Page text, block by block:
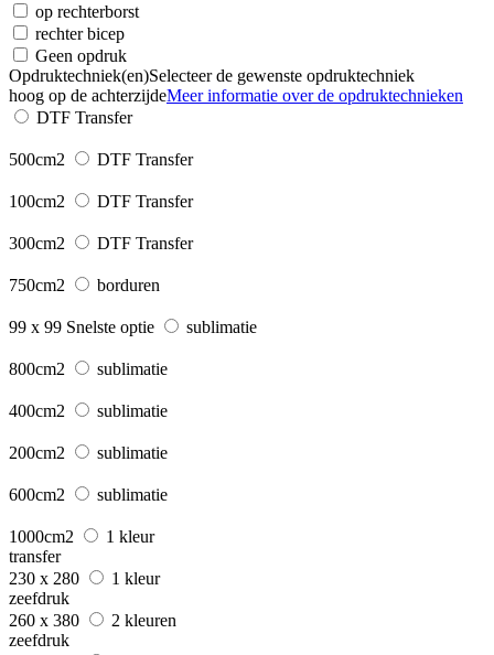
op rechterborst
rechter bicep
Geen opdruk
Opdruktechniek(en)Selecteer de gewenste opdruktechniek
hoog op de achterzijdeMeer informatie over de opdruktechnieken
DTF Transfer
500cm2 DTF Transfer
100cm2 DTF Transfer
300cm2 DTF Transfer
750cm2 borduren
99 x 99 Snelste optie sublimatie
800cm2 sublimatie
400cm2 sublimatie
200cm2 sublimatie
600cm2 sublimatie
1000cm2
1 kleur
transfer
230 x 280
1 kleur
zeefdruk
260 x 380
2 kleuren
zeefdruk